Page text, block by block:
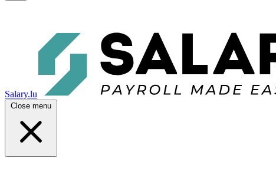
Salary.lu
Close menu